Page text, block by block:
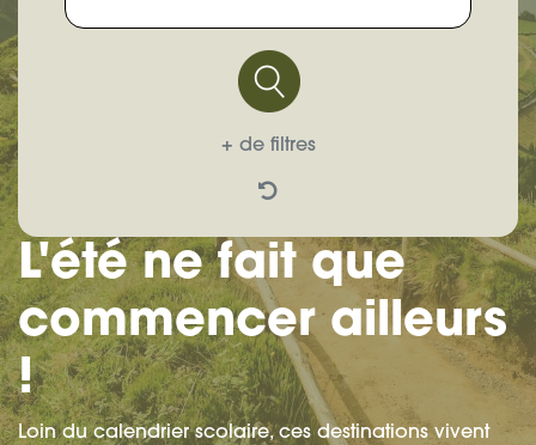
+ de filtres
L'été ne fait que
commencer ailleurs
!
Loin du calendrier scolaire, ces destinations vivent